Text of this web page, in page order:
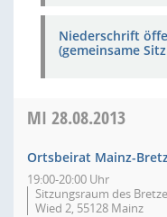
Niederschrift
(gemeinsame
MI 28.08.2013
Ortsbeirat Mainz-
19:00-20:00 Uhr
Sitzungsraum des
Wied 2, 55128 Mainz